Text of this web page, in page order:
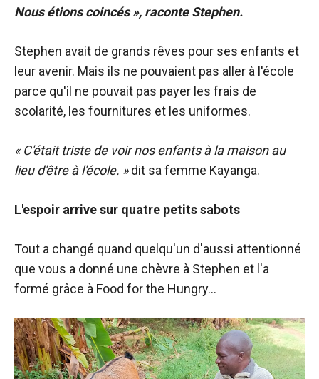
Nous étions coincés », raconte Stephen.
Stephen avait de grands rêves pour ses enfants et
leur avenir. Mais ils ne pouvaient pas aller à l'école
parce qu'il ne pouvait pas payer les frais de
scolarité, les fournitures et les uniformes.
« C'était triste de voir nos enfants à la maison au
lieu d'être à l'école. »dit sa femme Kayanga.
L'espoir arrive sur quatre petits sabots
Tout a changé quand quelqu'un d'aussi attentionné
que vous a donné une chèvre à Stephen et l'a
formé grâce à Food for the Hungry…